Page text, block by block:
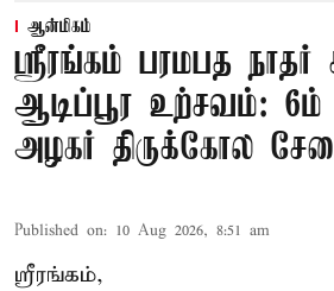
ஆன்மிகம்
ஸ்ரீரங்கம் பரமபத நாதர்
ஆடிப்பூர உற்சவம்: 6ம்
அழகர் திருக்கோல
Published on: 10 Aug 2026, 8:51 am
ஸ்ரீரங்கம்,